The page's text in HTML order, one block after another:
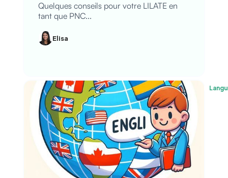
Quelques conseils pour votre LILATE en
tant que PNC...
Elisa